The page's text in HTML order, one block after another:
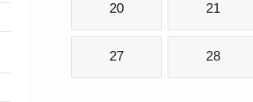
20 21
27 28